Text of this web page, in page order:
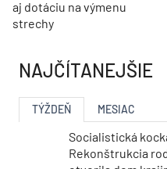
aj dotáciu na výmenu
strechy
NAJČÍTANEJŠIE
TÝŽDEŇ MESIAC
Socialistická
Rekonštrukcia